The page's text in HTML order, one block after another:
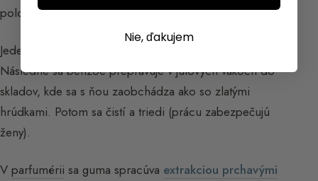
polotvrdý.
Jeden strom dáva 4 až 6 kg živice alebo gumy ročne.
Následne sa benzoe prepravuje v jutových vakoch do
skladov, kde sa s ňou zaobchádza ako so zlatými
hrúdkami. Potom sa čistí a triedi (prácu zabezpečujú
ženy).
V parfumérii sa guma spracúva extrakciou prchavými
Nie, ďakujem